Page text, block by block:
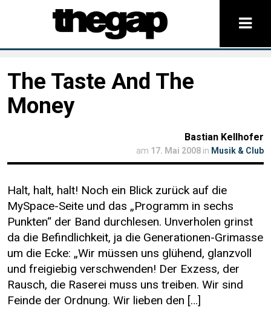
The Taste And The
Money
Bastian Kellhofer
am 17. Mai 2008 in Musik & Club
Halt, halt, halt! Noch ein Blick zurück auf die
MySpace-Seite und das „Programm in sechs
Punkten“ der Band durchlesen. Unverholen grinst
da die Befindlichkeit, ja die Generationen-Grimasse
um die Ecke: „Wir müssen uns glühend, glanzvoll
und freigiebig verschwenden! Der Exzess, der
Rausch, die Raserei muss uns treiben. Wir sind
Feinde der Ordnung. Wir lieben den […]